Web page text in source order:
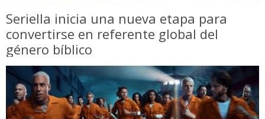
Seriella inicia una nueva etapa para
convertirse en referente global del
género bíblico